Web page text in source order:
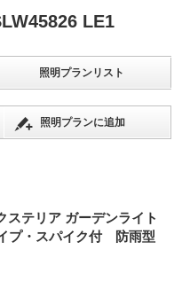
LE1
照明プランリスト
照明プランに追加
テリア ガーデンライト
プ・スパイク付 防雨型